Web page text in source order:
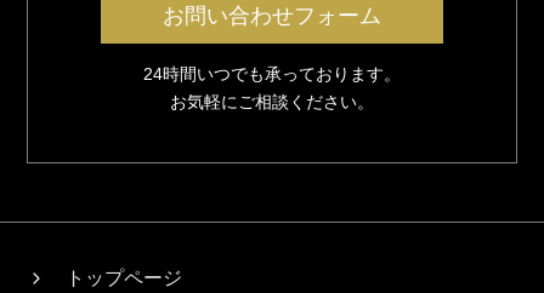
お問い合わせフォーム
24時間いつでも承っております。
お気軽にご相談ください。
トップページ